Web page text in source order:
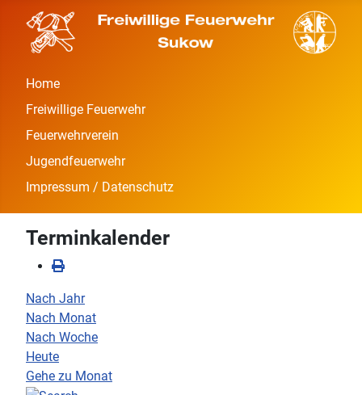
Home
Freiwillige Feuerwehr
Feuerwehrverein
Jugendfeuerwehr
Impressum / Datenschutz
Terminkalender
Nach Jahr
Nach Monat
Nach Woche
Heute
Gehe zu Monat